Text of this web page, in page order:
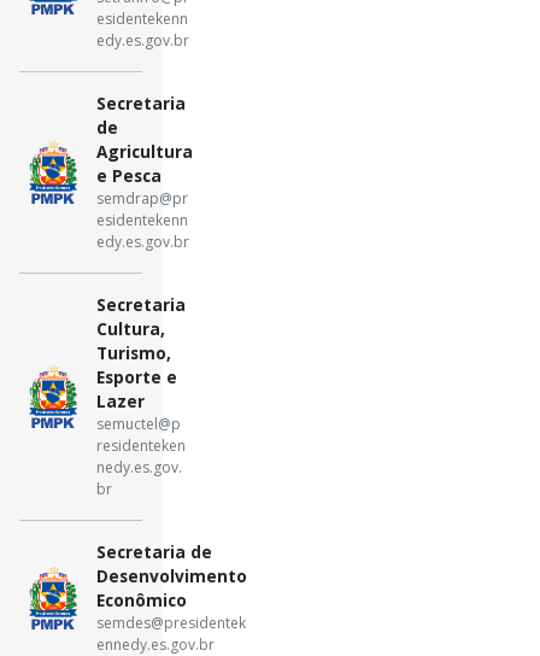
esidentekenn
edy.es.gov.br
Secretaria
de
Agricultura
e Pesca
semdrap@pr
esidentekenn
edy.es.gov.br
Secretaria
Cultura,
Turismo,
Esporte e
Lazer
semuctel@p
residenteken
nedy.es.gov.
br
Secretaria de
Desenvolvimento
Econômico
semdes@presidentek
ennedy.es.gov.br